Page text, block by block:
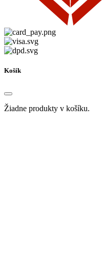
Košík
Žiadne produkty v košíku.